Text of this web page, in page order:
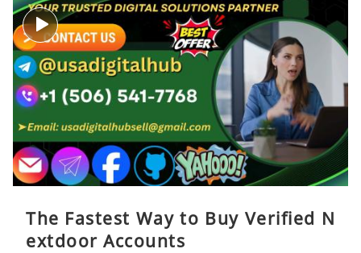
The Fastest Way to Buy Verified N
extdoor Accounts